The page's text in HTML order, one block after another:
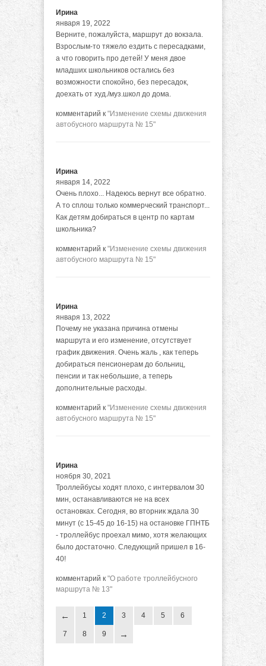
Ирина
января 19, 2022
Верните, пожалуйста, маршрут до вокзала.
Взрослым-то тяжело ездить с пересадками,
а что говорить про детей! У меня двое
младших школьников остались без
возможности спокойно, без пересадок,
доехать от худ./муз.школ до дома.
комментарий к "Изменение схемы движения
автобусного маршрута № 15"
Ирина
января 14, 2022
Очень плохо... Надеюсь вернут все обратно.
А то сплош только коммерческий транспорт...
Как детям добираться в центр по картам
школьника?
комментарий к "Изменение схемы движения
автобусного маршрута № 15"
Ирина
января 13, 2022
Почему не указана причина отмены
маршрута и его изменение, отсутствует
график движения. Очень жаль , как теперь
добираться пенсионерам до больниц,
пенсии и так небольшие, а теперь
дополнительные расходы.
комментарий к "Изменение схемы движения
автобусного маршрута № 15"
Ирина
ноября 30, 2021
Троллейбусы ходят плохо, с интервалом 30
мин, останавливаются не на всех
остановках. Сегодня, во вторник ждала 30
минут (с 15-45 до 16-15) на остановке ГПНТБ
- троллейбус проехал мимо, хотя желающих
было достаточно. Следующий пришел в 16-
40!
комментарий к "О работе троллейбусного
маршрута № 13"
1 2 3 4 5 6
7 8 9